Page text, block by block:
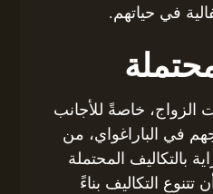
في حياتهم.
الزواج، خاصةً للأجانب
في الباراغواي، من
بالتكاليف المحتملة
التكاليف بناءً